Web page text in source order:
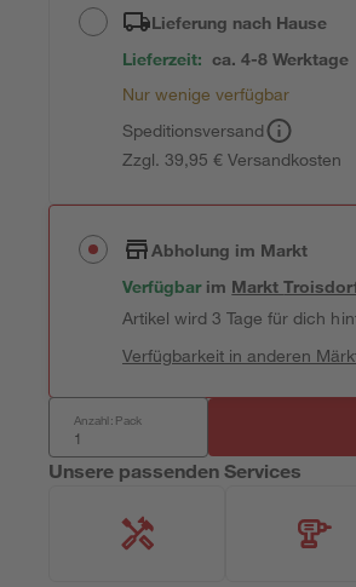
Lieferung nach Hause
Lieferzeit: ca. 4-8 Werktage
Nur wenige verfügbar
Speditionsversand
Zzgl. 39,95 € Versandkosten
Abholung im Markt
Verfügbar im Markt
Artikel wird 3 Tage für dich
Verfügbarkeit in anderen
Anzahl: Pack
Unsere passenden Services